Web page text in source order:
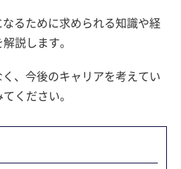
るために求められる知識や経
説します。
、今後のキャリアを考えてい
ください。